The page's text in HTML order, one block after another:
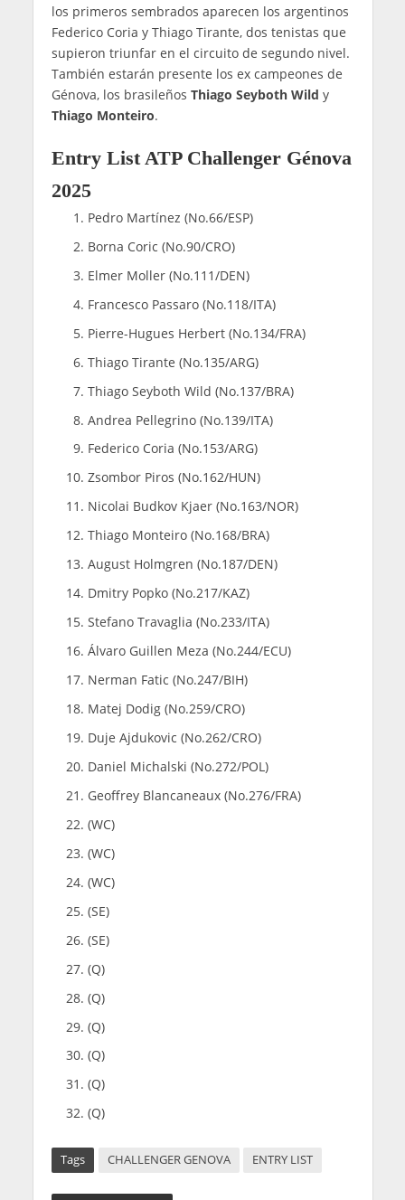
los primeros sembrados aparecen los argentinos
Federico Coria y Thiago Tirante, dos tenistas que
supieron triunfar en el circuito de segundo nivel.
También estarán presente los ex campeones de
Génova, los brasileños Thiago Seyboth Wild y
Thiago Monteiro.
Entry List ATP Challenger Génova
2025
Pedro Martínez (No.66/ESP)
Borna Coric (No.90/CRO)
Elmer Moller (No.111/DEN)
Francesco Passaro (No.118/ITA)
Pierre-Hugues Herbert (No.134/FRA)
Thiago Tirante (No.135/ARG)
Thiago Seyboth Wild (No.137/BRA)
Andrea Pellegrino (No.139/ITA)
Federico Coria (No.153/ARG)
Zsombor Piros (No.162/HUN)
Nicolai Budkov Kjaer (No.163/NOR)
Thiago Monteiro (No.168/BRA)
August Holmgren (No.187/DEN)
Dmitry Popko (No.217/KAZ)
Stefano Travaglia (No.233/ITA)
Álvaro Guillen Meza (No.244/ECU)
Nerman Fatic (No.247/BIH)
Matej Dodig (No.259/CRO)
Duje Ajdukovic (No.262/CRO)
Daniel Michalski (No.272/POL)
Geoffrey Blancaneaux (No.276/FRA)
(WC)
(WC)
(WC)
(SE)
(SE)
(Q)
(Q)
(Q)
(Q)
(Q)
(Q)
Tags CHALLENGER GENOVA ENTRY LIST